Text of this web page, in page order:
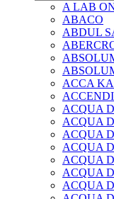
A LAB
ABACO
ABDUL
ACCA
ACQUA
ACQUA
ACQUA
ACQUA
ACQUA
ACQUA
ACQUA